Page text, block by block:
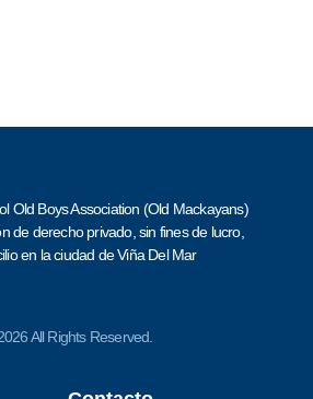
Old Boys Association (Old Mackayans)
de derecho privado, sin fines de lucro,
en la ciudad de Viña Del Mar
All Rights Reserved.